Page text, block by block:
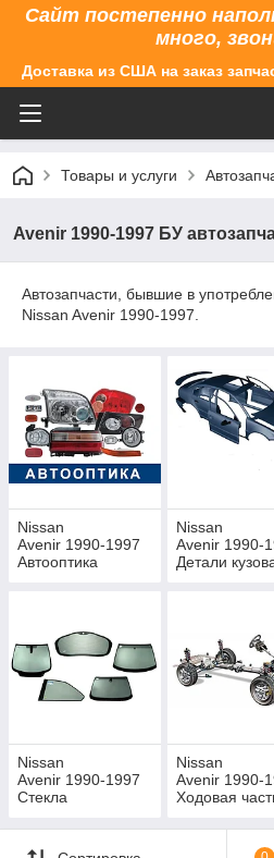
Сайт постепенно
много,
Доставка из США на заказ
Товары и услуги
Avenir 1990-1997 БУ
Автозапчасти, бывшие в
Nissan Avenir 1990-1997.
Nissan
Avenir 1990-1997
Автооптика
Nissan
Avenir 1990-
Детали
Nissan
Avenir 1990-1997
Стекла
Nissan
Avenir 1990-
Ходовая